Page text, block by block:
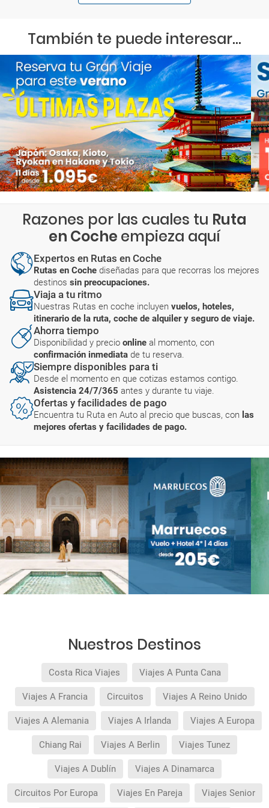
También te puede interesar...
Razones por las cuales tu Ruta
en Coche empieza aquí
Expertos en Rutas en Coche
Rutas en Coche diseñadas para que recorras los mejores
destinos sin preocupaciones.
Viaja a tu ritmo
Nuestras Rutas en coche incluyen vuelos, hoteles,
itinerario de la ruta, coche de alquiler y seguro de viaje.
Ahorra tiempo
Disponibilidad y precio online al momento, con
confirmación inmediata de tu reserva.
Siempre disponibles para ti
Desde el momento en que cotizas estamos contigo.
Asistencia 24/7/365 antes y durante tu viaje.
Ofertas y facilidades de pago
Encuentra tu Ruta en Auto al precio que buscas, con las
mejores ofertas y facilidades de pago.
Nuestros Destinos
Costa Rica Viajes Viajes A Punta Cana
Viajes A Francia Circuitos Viajes A Reino Unido
Viajes A Alemania Viajes A Irlanda Viajes A Europa
Chiang Rai Viajes A Berlin Viajes Tunez
Viajes A Dublín Viajes A Dinamarca
Circuitos Por Europa Viajes En Pareja Viajes Senior